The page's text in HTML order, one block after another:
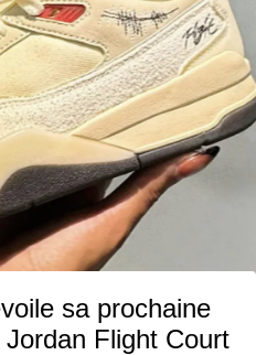
sa prochaine
Flight Court